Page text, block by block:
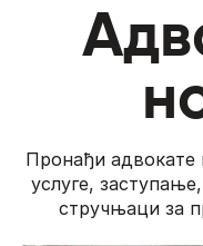
Пронађи адвокате
услуге,
стручњаци за